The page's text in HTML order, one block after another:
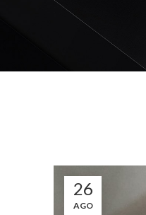
26
AGO